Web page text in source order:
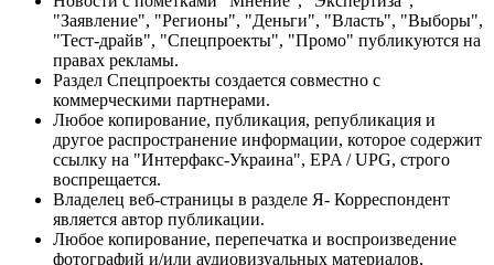
"Заявление", "Регионы", "Деньги", "Власть", "Выборы",
"Тест-драйв", "Спецпроекты", "Промо" публикуются на
правах рекламы.
Раздел Спецпроекты создается совместно с
коммерческими партнерами.
Любое копирование, публикация, републикация и
другое распространение информации, которое содержит
ссылку на "Интерфакс-Украина", EPA / UPG, строго
воспрещается.
Владелец веб-страницы в разделе Я- Корреспондент
является автор публикации.
Любое копирование, перепечатка и воспроизведение
фотографий и/или аудиовизуальных материалов,